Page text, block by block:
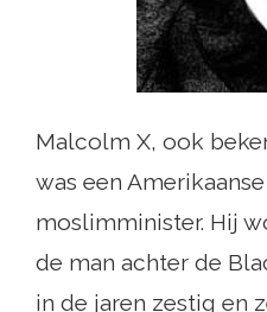
Malcolm X, ook
was een
moslimminister. Hij
de man achter de
in de jaren zestig en